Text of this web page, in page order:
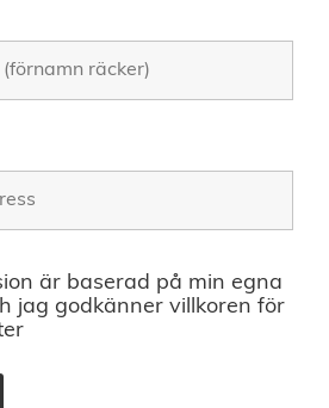
är baserad på min egna
jag godkänner villkoren för